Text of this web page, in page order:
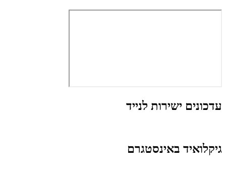
עדכונים ישירות לנייד
גיקלואיד באינסטגרם